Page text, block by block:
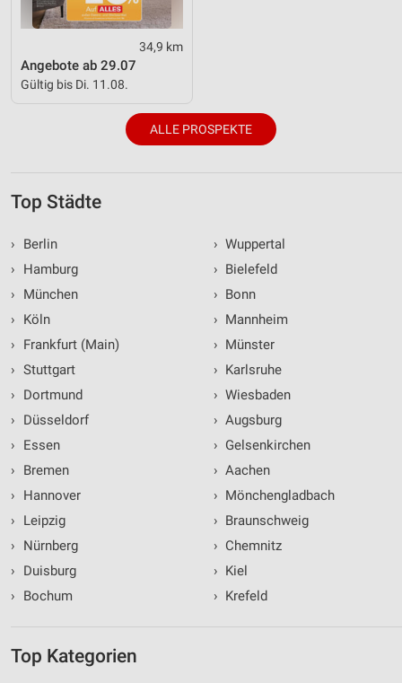
34,9 km
Angebote ab 29.07
Gültig bis Di. 11.08.
ALLE PROSPEKTE
Top Städte
›
Berlin
›
Hamburg
›
München
›
Köln
›
Frankfurt (Main)
› Stuttgart
›
Dortmund
›
Düsseldorf
›
Essen
›
Bremen
›
Hannover
›
Leipzig
›
Nürnberg
›
Duisburg
›
Bochum
› Wuppertal
› Bielefeld
› Bonn
› Mannheim
› Münster
› Karlsruhe
› Wiesbaden
› Augsburg
› Gelsenkirchen
› Aachen
› Mönchengladbach
› Braunschweig
› Chemnitz
› Kiel
› Krefeld
Top Kategorien